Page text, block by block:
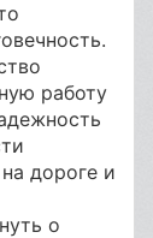
работу
дороге и
о